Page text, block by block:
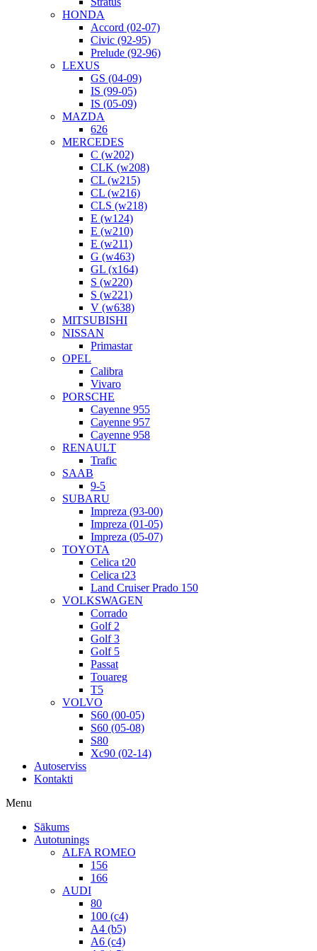
HONDA
Accord (02-07)
Civic (92-95)
Prelude (92-96)
LEXUS
GS (04-09)
IS (99-05)
IS (05-09)
MAZDA
626
MERCEDES
C (w202)
CLK (w208)
CL (w215)
CL (w216)
CLS (w218)
E (w124)
E (w210)
E (w211)
G (w463)
GL (x164)
S (w220)
S (w221)
V (w638)
MITSUBISHI
NISSAN
Primastar
OPEL
Calibra
Vivaro
PORSCHE
Cayenne 955
Cayenne 957
Cayenne 958
RENAULT
Trafic
SAAB
9-5
SUBARU
Impreza (93-00)
Impreza (01-05)
Impreza (05-07)
TOYOTA
Celica t20
Celica t23
Land Cruiser Prado 150
VOLKSWAGEN
Corrado
Golf 2
Golf 3
Golf 5
Passat
Touareg
T5
VOLVO
S60 (00-05)
S60 (05-08)
S80
Xc90 (02-14)
Autoserviss
Kontakti
Menu
Sākums
Autotunings
ALFA ROMEO
156
166
AUDI
80
100 (c4)
A4 (b5)
A6 (c4)